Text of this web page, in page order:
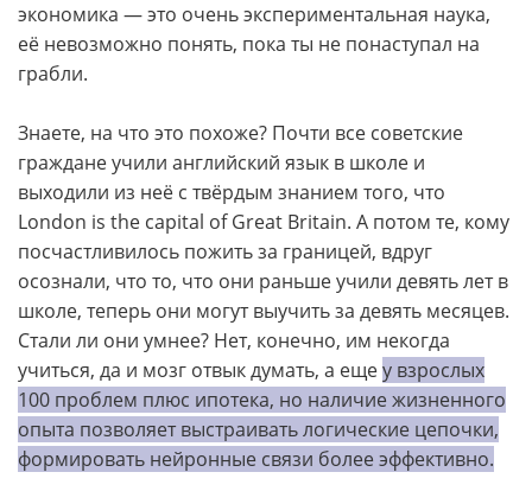
экономика — это очень экспериментальная наука,
её невозможно понять, пока ты не понаступал на
грабли.
Знаете, на что это похоже? Почти все советские
граждане учили английский язык в школе и
выходили из неё с твёрдым знанием того, что
London is the capital of Great Britain. А потом те, кому
посчастливилось пожить за границей, вдруг
осознали, что то, что они раньше учили девять лет в
школе, теперь они могут выучить за девять месяцев.
Стали ли они умнее? Нет, конечно, им некогда
учиться, да и мозг отвык думать, а ещеу взрослых
100 проблем плюс ипотека, но наличие жизненного
опыта позволяет выстраивать логические цепочки,
формировать нейронные связи более эффективно.